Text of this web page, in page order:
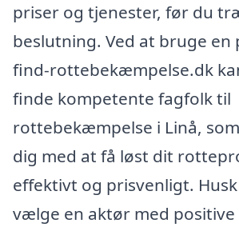
priser og tjenester, før du
beslutning. Ved at bruge en
find-rottebekæmpelse.dk
finde kompetente fagfolk til
rottebekæmpelse i Linå,
dig med at få løst dit
effektivt og prisvenligt.
vælge en aktør med